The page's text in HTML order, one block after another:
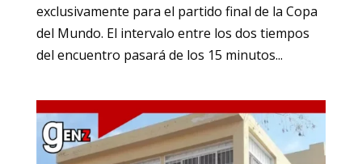
exclusivamente para el partido final de la Copa
del Mundo. El intervalo entre los dos tiempos
del encuentro pasará de los 15 minutos...